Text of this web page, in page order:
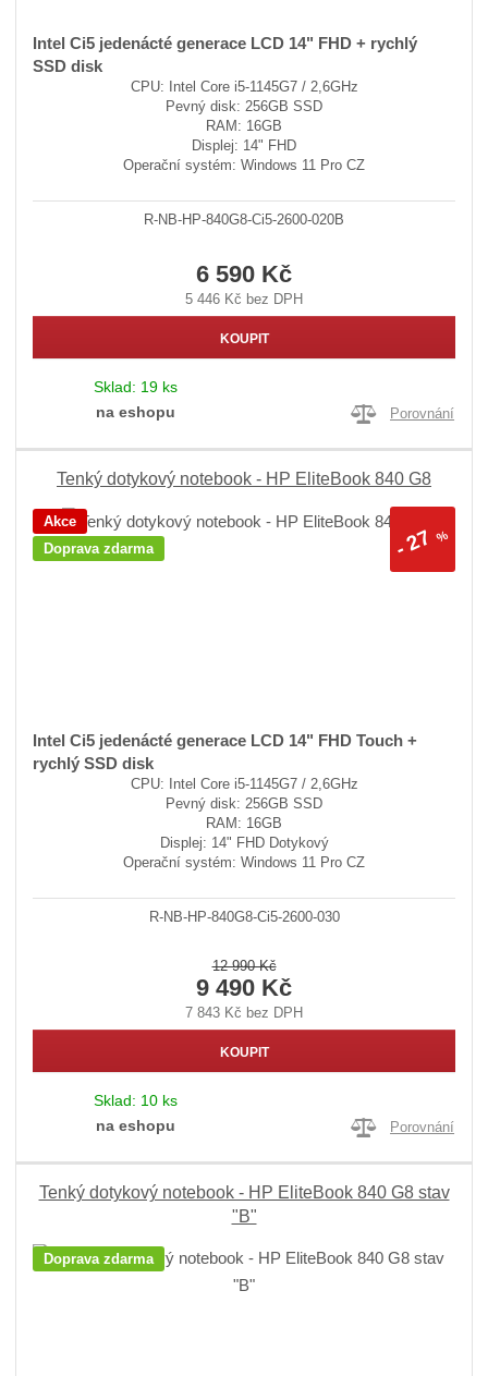
Intel Ci5 jedenácté generace LCD 14" FHD + rychlý
SSD disk
CPU: Intel Core i5-1145G7 / 2,6GHz
Pevný disk: 256GB SSD
RAM: 16GB
Displej: 14" FHD
Operační systém: Windows 11 Pro CZ
R-NB-HP-840G8-Ci5-2600-020B
6 590 Kč
5 446 Kč bez DPH
KOUPIT
Sklad: 19 ks
na eshopu
Porovnání
Tenký dotykový notebook - HP EliteBook 840 G8
-
27%
Akce
Doprava zdarma
Intel Ci5 jedenácté generace LCD 14" FHD Touch +
rychlý SSD disk
CPU: Intel Core i5-1145G7 / 2,6GHz
Pevný disk: 256GB SSD
RAM: 16GB
Displej: 14" FHD Dotykový
Operační systém: Windows 11 Pro CZ
R-NB-HP-840G8-Ci5-2600-030
12 990 Kč
9 490 Kč
7 843 Kč bez DPH
KOUPIT
Sklad: 10 ks
na eshopu
Porovnání
Tenký dotykový notebook - HP EliteBook 840 G8 stav
"B"
Doprava zdarma